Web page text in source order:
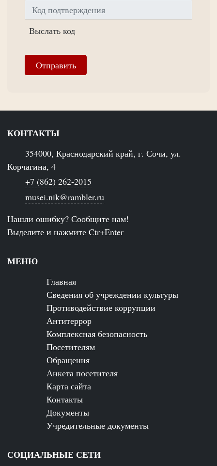
Выслать код
КОНТАКТЫ
354000, Краснодарский край, г. Сочи, ул.
Корчагина, 4
+7 (862) 262-2015
musei.nik@rambler.ru
Нашли ошибку? Сообщите нам!
Выделите и нажмите Ctr+Enter
МЕНЮ
Главная
Сведения об учреждении культуры
Противодействие коррупции
Антитеррор
Комплексная безопасность
Посетителям
Обращения
Анкета посетителя
Карта сайта
Контакты
Документы
Учредительные документы
СОЦИАЛЬНЫЕ СЕТИ